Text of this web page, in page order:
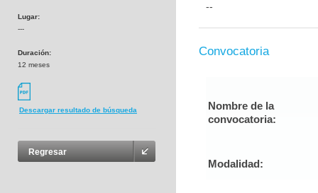
Lugar:
---
Duración:
12 meses
Descargar resultado de búsqueda
Regresar
--
Convocatoria
Nombre de la
convocatoria:
Modalidad: